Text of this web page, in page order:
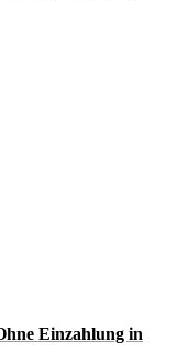
Einzahlung in